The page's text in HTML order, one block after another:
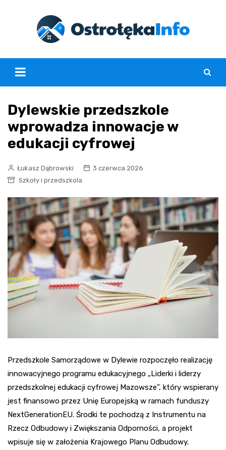
Dylewskie przedszkole
wprowadza innowacje w
edukacji cyfrowej
Łukasz Dąbrowski
3 czerwca 2026
Szkoły i przedszkola
Przedszkole Samorządowe w Dylewie rozpoczęło realizację
innowacyjnego programu edukacyjnego „Liderki i liderzy
przedszkolnej edukacji cyfrowej Mazowsze”, który wspierany
jest finansowo przez Unię Europejską w ramach funduszy
NextGenerationEU. Środki te pochodzą z Instrumentu na
Rzecz Odbudowy i Zwiększania Odporności, a projekt
wpisuje się w założenia Krajowego Planu Odbudowy.